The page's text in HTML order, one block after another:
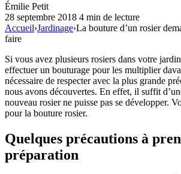
Émilie Petit
28 septembre 2018 4 min de lecture
Accueil›Jardinage›La bouture d’un rosier
faire
Si vous avez plusieurs rosiers dans votre
effectuer un bouturage pour les multiplier
nécessaire de respecter avec la plus grande
nous avons découvertes. En effet, il suffit
nouveau rosier ne puisse pas se développer.
pour la bouture rosier.
Quelques précautions à
préparation